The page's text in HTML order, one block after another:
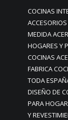
COCINAS
MEDIDA
HOGARES Y
COCINAS
FABRICA
TODA
DISEÑO DE
PARA
Y